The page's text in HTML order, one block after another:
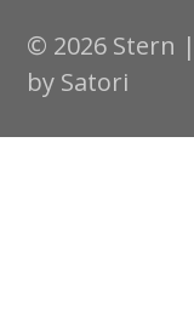
© 2026 Stern
by Satori